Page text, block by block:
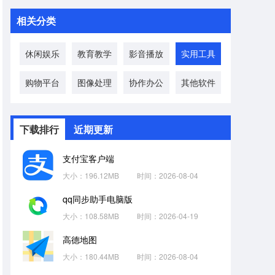
相关分类
休闲娱乐 教育教学 影音播放 实用工具
购物平台 图像处理 协作办公 其他软件
下载排行 近期更新
支付宝客户端
大小：196.12MB 时间：2026-08-04
qq同步助手电脑版
大小：108.58MB 时间：2026-04-19
高德地图
大小：180.44MB 时间：2026-08-04